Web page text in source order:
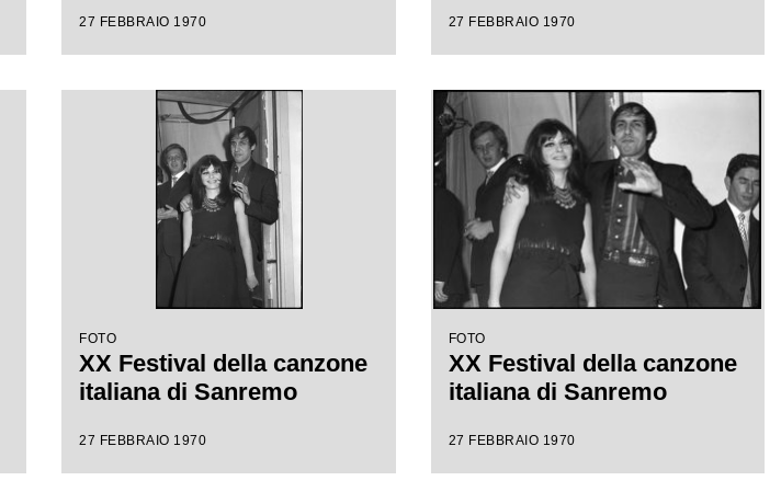
27 FEBBRAIO 1970 27 FEBBRAIO 1970
FOTO
XX Festival della canzone
italiana di Sanremo
27 FEBBRAIO 1970
FOTO
XX Festival della canzone
italiana di Sanremo
27 FEBBRAIO 1970